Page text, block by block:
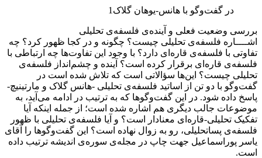
در گفت‌وگو با هانس-یوهان گلاک1
بررسی وضعیت فعلی و آینده‌ی فلسفه‌ی تحلیلی
اشــــاره فلسفه‌ی تحلیلی چیست؟ چگونه و در کجا ظهور کرد؟ چه
تفاوتی با فلسفه‌ی قاره‌ای دارد؟ با وجود این تفاوت‌ها چه ارتباطی با
فلسفه‌ی قاره‌ای برقرار کرده است؟ آینده و چشم‌انداز فلسفه‌ی
تحلیلی چیست؟ این‌ها سؤالاتی است که تلاش شده است در
گفت‌وگو با دو تن از اساتید فلسفه‌ی تحلیلی -هانس گلاک و مارتینیچ-
پاسخ داده شود. در این گفت‌وگوها که به ترتیب در ادامه می‌آید، به
موضوعات جالب دیگری هم اشاره شده است؛ از جمله اینکه آیا
تفکیک تحلیلی-قاره‌ای معنادار است؟ و آیا فلسفه‌ی تحلیلی با ظهور
فلسفه‌ی پساتحلیلی، رو به زوال نهاده است؟ این گفت‌وگوها را آقای
یاسر پوراسماعیل جهت چاپ در مجله‌ی سوره‌ی اندیشه ترتیب داده
است.